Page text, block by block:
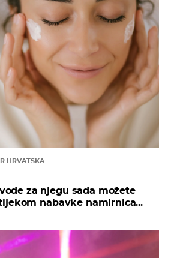
HRVATSKA
za njegu sada možete
nabavke namirnica...